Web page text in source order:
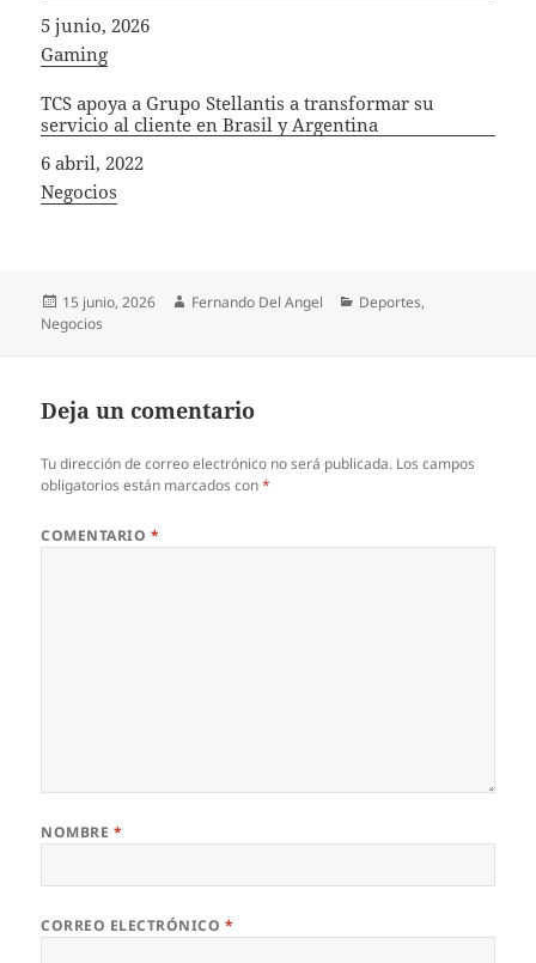
Fecha
5 junio, 2026
In relation to
Gaming
TCS apoya a Grupo Stellantis a transformar su
servicio al cliente en Brasil y Argentina
Fecha
6 abril, 2022
In relation to
Negocios
Publicado
el
15 junio, 2026 Autor
Fernando Del Angel Categorías
Deportes,
Negocios
Deja un comentario
Tu dirección de correo electrónico no será publicada. Los campos
obligatorios están marcados con*
COMENTARIO *
NOMBRE *
CORREO ELECTRÓNICO *